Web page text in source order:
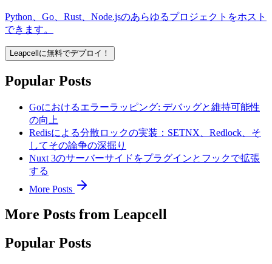
Python、Go、Rust、Node.jsのあらゆるプロジェクトをホスト
できます。
Leapcellに無料でデプロイ！
Popular Posts
Goにおけるエラーラッピング: デバッグと維持可能性
の向上
Redisによる分散ロックの実装：SETNX、Redlock、そ
してその論争の深掘り
Nuxt 3のサーバーサイドをプラグインとフックで拡張
する
More Posts
More Posts from Leapcell
Popular Posts